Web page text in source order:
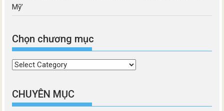
Mỹ’
Chọn chương mục
Chọn
mục
CHUYÊN MỤC